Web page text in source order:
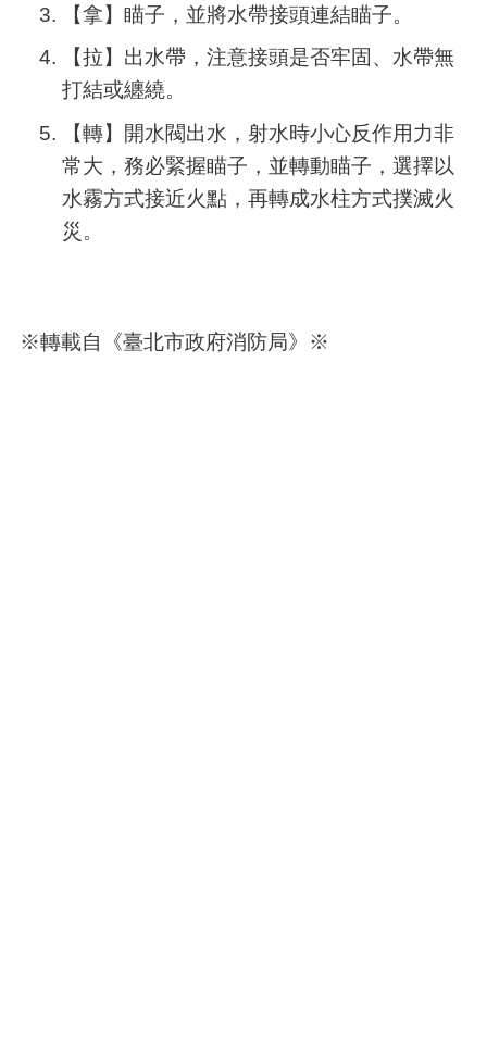
【拿】瞄子，並將水帶接頭連結瞄子。
【拉】出水帶，注意接頭是否牢固、水帶無
打結或纏繞。
【轉】開水閥出水，射水時小心反作用力非
常大，務必緊握瞄子，並轉動瞄子，選擇以
水霧方式接近火點，再轉成水柱方式撲滅火
災。
※轉載自《臺北市政府消防局》 ※